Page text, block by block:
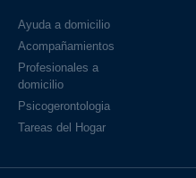
Ayuda a domicilio
Acompañamientos
Profesionales a
domicilio
Psicogerontologia
Tareas del Hogar